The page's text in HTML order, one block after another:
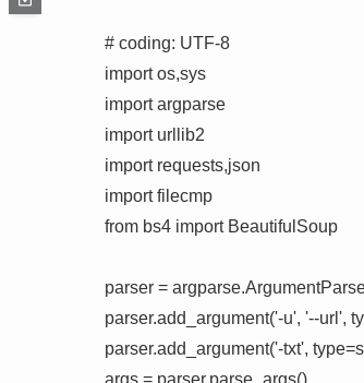
# coding: UTF-8
import os,sys
import argparse
import urllib2
import requests,json
import filecmp
from bs4 import BeautifulSoup
parser =
parser.add_argument('-u', '--url',
parser.add_argument('-txt',
args = parser.parse_args()